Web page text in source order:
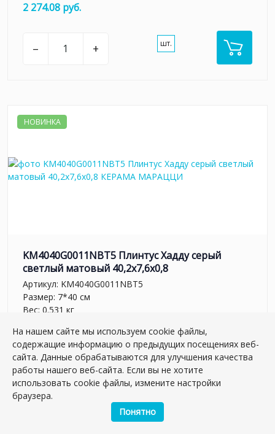
2 274.08 руб.
– + шт.
НОВИНКА
KM4040G0011NBT5 Плинтус Хадду серый
светлый матовый 40,2x7,6x0,8
Артикул: KM4040G0011NBT5
Размер: 7*40 см
Вес: 0.531 кг
Плиток в упаковке:30шт
261.08 руб.
–
На нашем сайте мы используем cookie файлы,
содержащие информацию о предыдущих посещениях веб-
сайта. Данные обрабатываются для улучшения качества
работы нашего веб-сайта. Если вы не хотите
использовать cookie файлы, измените настройки
браузера.
Понятно